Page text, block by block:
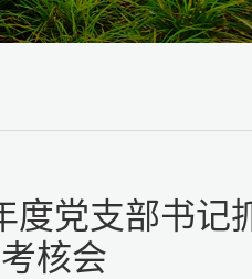
度党支部书记
考核会